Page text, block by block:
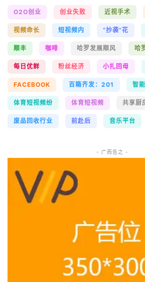
O2O创业 创业失败 近视手术
视频命长 短视频内 “抄袭”花
顺丰 咖啡 哈罗发展顺风 哈
每日优鲜 粉丝经济 小扎回母
FACEBOOK 百箱齐发：201 智
体育短视频纷 体育短视频 共享厨
废品回收行业 前赴后 音乐平台
- 广而告之 -